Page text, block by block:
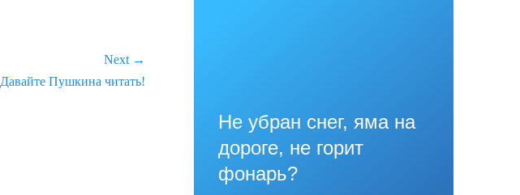
Next →
Давайте Пушкина читать!
Не убран снег, яма на
дороге, не горит
фонарь?